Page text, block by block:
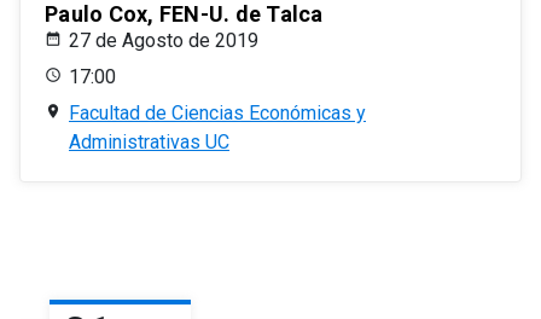
Paulo Cox, FEN-U. de Talca
27 de Agosto de 2019
17:00
Facultad de Ciencias Económicas y
Administrativas UC